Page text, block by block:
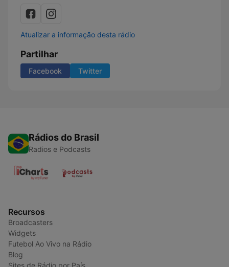
Atualizar a informação desta rádio
Partilhar
Facebook Twitter
Rádios do Brasil
Radios e Podcasts
Recursos
Broadcasters
Widgets
Futebol Ao Vivo na Rádio
Blog
Sites de Rádio por País